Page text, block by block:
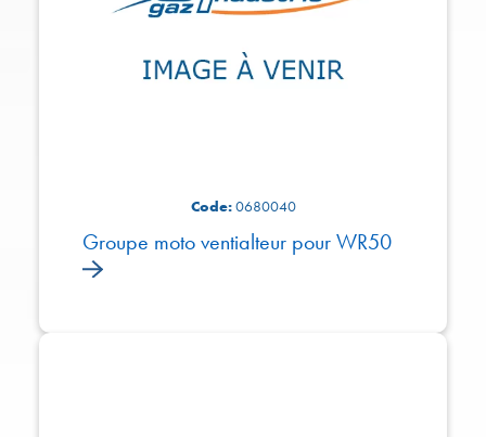
Code:0680040
Groupe moto ventialteur pour WR50